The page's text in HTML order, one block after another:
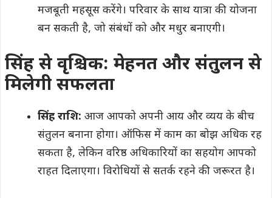
मजबूती महसूस करेंगे। परिवार के साथ यात्रा की योजना
बन सकती है, जो संबंधों को और मधुर बनाएगी।
सिंह से वृश्चिक: मेहनत और संतुलन से
मिलेगी सफलता
सिंह राशि: आज आपको अपनी आय और व्यय के बीच
संतुलन बनाना होगा। ऑफिस में काम का बोझ अधिक रह
सकता है, लेकिन वरिष्ठ अधिकारियों का सहयोग आपको
राहत दिलाएगा। विरोधियों से सतर्क रहने की जरूरत है।